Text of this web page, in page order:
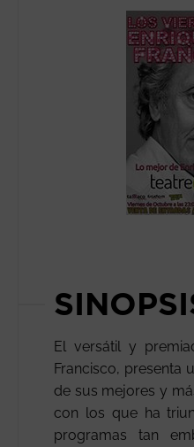
El versátil y
Francisco, presenta
de sus mejores y
con los que ha
programas tan